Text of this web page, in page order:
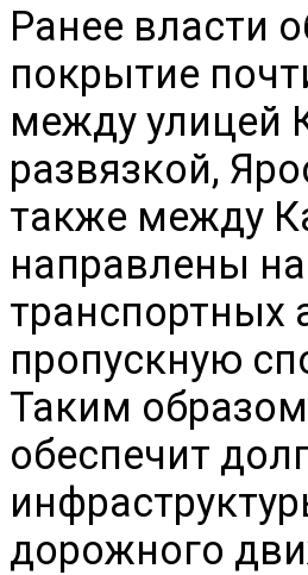
Ранее власти
покрытие
между улицей
развязкой,
также между
направлены
транспортных
пропускную
Таким
обеспечит
дорожного